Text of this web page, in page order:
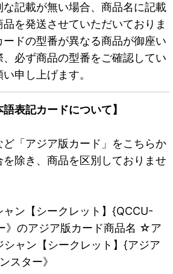
記載が無い場合、商品名に記載
を発送させていただいておりま
ドの型番が異なる商品が御座い
、必ず商品の型番をご確認してい
申し上げます。
語表記カードについて】
ど「アジア版カード」をこちらか
を除き、商品を区別しておりませ
ン【シークレット】{QCCU-
》のアジア版カード商品名 ☆ア
ャン【シークレット】{アジア
スター》